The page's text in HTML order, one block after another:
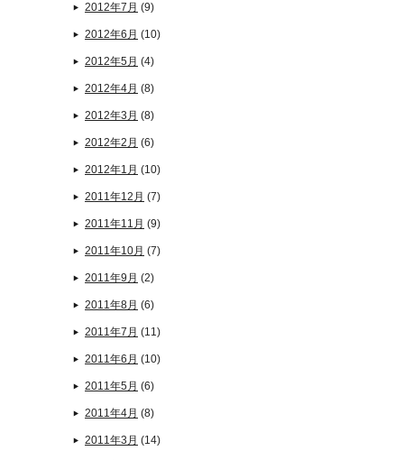
2012年7月 (9)
2012年6月 (10)
2012年5月 (4)
2012年4月 (8)
2012年3月 (8)
2012年2月 (6)
2012年1月 (10)
2011年12月 (7)
2011年11月 (9)
2011年10月 (7)
2011年9月 (2)
2011年8月 (6)
2011年7月 (11)
2011年6月 (10)
2011年5月 (6)
2011年4月 (8)
2011年3月 (14)